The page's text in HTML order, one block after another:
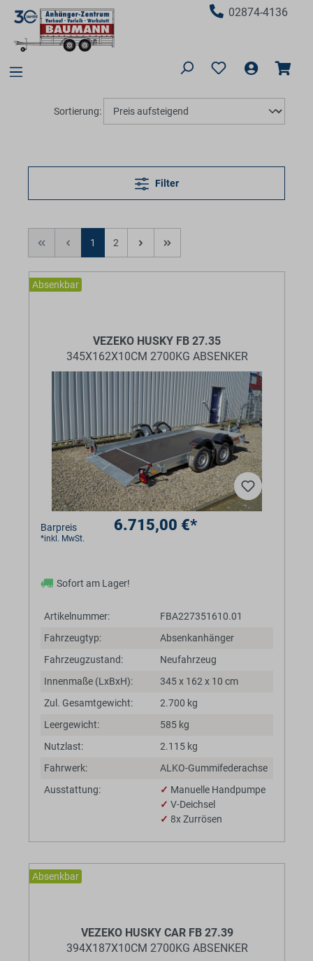
02874-4136
Sortierung:
Filter
1 2
Absenkbar
VEZEKO HUSKY FB 27.35
345X162X10CM 2700KG ABSENKER
Barpreis 6.715,00 €*
*inkl. MwSt.
Sofort am Lager!
Artikelnummer:
FBA227351610.01
Fahrzeugtyp:
Absenkanhänger
Fahrzeugzustand:
Neufahrzeug
Innenmaße (LxBxH):
345 x 162 x 10 cm
Zul. Gesamtgewicht:
2.700 kg
Leergewicht:
585 kg
Nutzlast:
2.115 kg
Fahrwerk:
ALKO-Gummifederachse
Ausstattung:
✓ Manuelle Handpumpe
✓ V-Deichsel
✓ 8x Zurrösen
Absenkbar
VEZEKO HUSKY CAR FB 27.39
394X187X10CM 2700KG ABSENKER